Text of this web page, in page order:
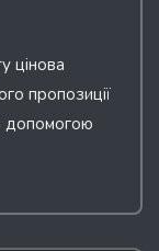
цінова
пропозиції
допомогою